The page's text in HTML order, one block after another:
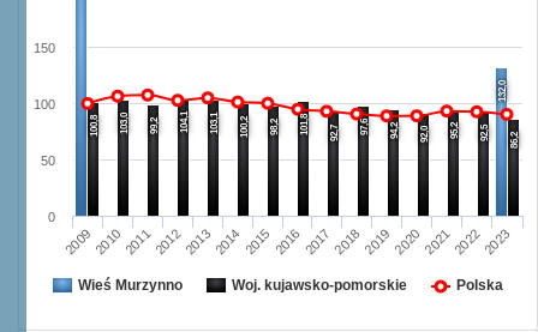
132,0
100,8
103,0 99,2 104,1 103,1 100,2 98,2 101,8 92,7 97,6 94,2 92,0 95,2 92,5 86,2
200920102011201220132014 2015 2016 2017 201820192020202120222023
0
50
100
150
Wieś Murzynno Woj. kujawsko-pomorskie Polska